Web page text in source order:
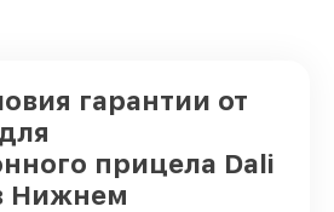
гарантии от
прицела Dali
Нижнем